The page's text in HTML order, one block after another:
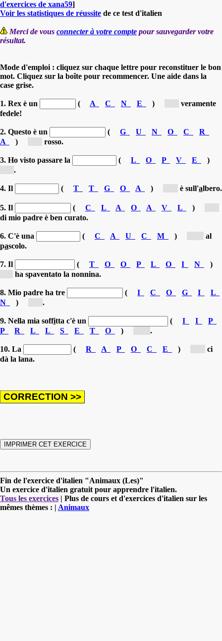
d'exercices de xana59]
Voir les statistiques de réussite de ce test d'italien
Merci de vous connecter à votre compte pour sauvegarder votre
résultat.
Mode d'emploi : cliquez sur chaque lettre pour reconstituer le bon
mot. Cliquez sur la boîte pour recommencer. Une aide dans la
case grise.
1. Rex è un ( A C N E )
veramente
fedele!
2. Questo è un ( G U N O C
R
A
) rosso.
3. Ho visto passare la ( L O P V E
)
.
4. Il ( T T G O A ) è sull'albero.
5. Il ( C L A O A V L )
di mio padre è ben curato.
6. C'è una ( C A U C M )
al
pascolo.
7. Il ( T O O P L O I N
)
ha spaventato la nonnina.
8. Mio padre ha tre ( I C O G I
L
N
) .
9. Nella mia soffitta c'è un ( I I
P
P
R L L S E T O ) .
10. La ( R A P O C E )
ci
dà la lana.
Fin de l'exercice d'italien "Animaux (Les)"
Un exercice d'italien gratuit pour apprendre l'italien.
Tous les exercices | Plus de cours et d'exercices d'italien sur les
mêmes thèmes : | Animaux